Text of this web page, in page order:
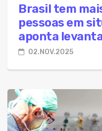
Brasil tem
pessoas em
aponta
02.NOV.2025